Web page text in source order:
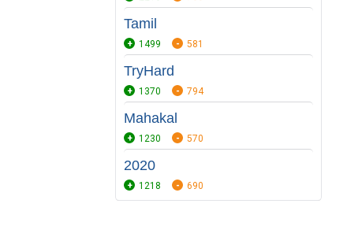
Tamil
1499 581
TryHard
1370 794
Mahakal
1230 570
2020
1218 690